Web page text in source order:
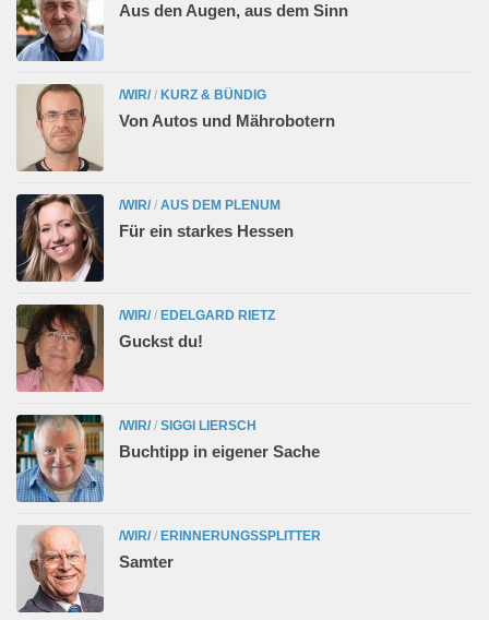
Aus den Augen, aus dem Sinn
/WIR/ / KURZ & BÜNDIG
Von Autos und Mährobotern
/WIR/ / AUS DEM PLENUM
Für ein starkes Hessen
/WIR/ / EDELGARD RIETZ
Guckst du!
/WIR/ / SIGGI LIERSCH
Buchtipp in eigener Sache
/WIR/ / ERINNERUNGSSPLITTER
Samter